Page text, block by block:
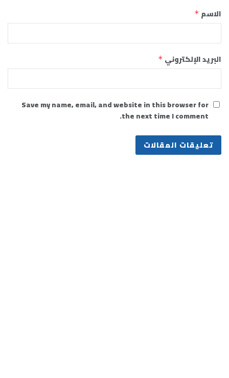
الاسم *
البريد الإلكتروني *
Save my name, email, and website in this browser for
the next time I comment.